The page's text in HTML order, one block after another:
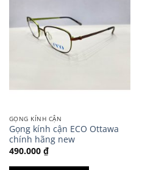
GỌNG KÍNH CẬN
Gọng kính cận ECO Ottawa
chính hãng new
490.000 ₫